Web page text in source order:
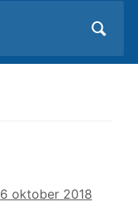
6 oktober 2018